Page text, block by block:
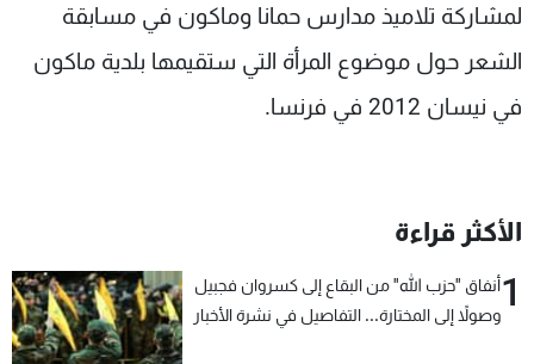
لمشاركة تلاميذ مدارس حمانا وماكون في مسابقة
الشعر حول موضوع المرأة التي ستقيمها بلدية ماكون
في نيسان 2012 في فرنسا.
الأكثر قراءة
1أنفاق "حزب الله" من البقاع إلى كسروان فجبيل
وصولاً إلى المختارة... التفاصيل في نشرة الأخبار